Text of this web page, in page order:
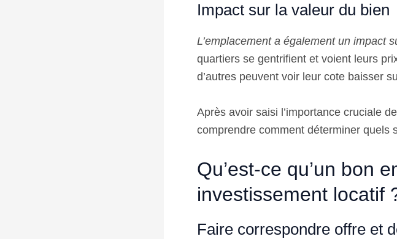
Impact sur la valeur du bien
L’emplacement a également un impact
quartiers se gentrifient et voient leurs
d’autres peuvent voir leur cote baisser
Après avoir saisi l’importance cruciale
comprendre comment déterminer quels
Qu’est-ce qu’un bon
investissement locatif
Faire correspondre offre et